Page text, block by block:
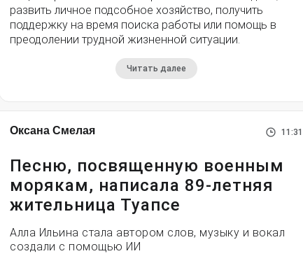
развить личное подсобное хозяйство, получить
поддержку на время поиска работы или помощь в
преодолении трудной жизненной ситуации.
Читать далее
Оксана Смелая 11:31
Песню, посвященную военным
морякам, написала 89-летняя
жительница Туапсе
Алла Ильина стала автором слов, музыку и вокал
создали с помощью ИИ